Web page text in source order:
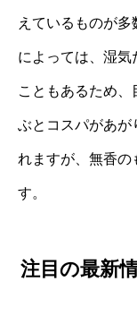
えているものが
によっては、湿気
こともあるため
ぶとコスパがあが
れますが、無香の
す。
注目の最新